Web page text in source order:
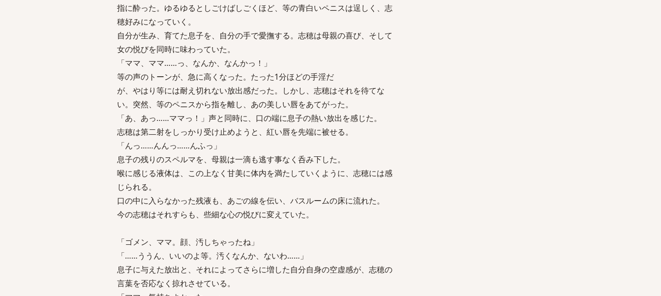
指に酔った。ゆるゆるとしごけばしごくほど、等の青白いペニスは逞しく、志
穂好みになっていく。
自分が生み、育てた息子を、自分の手で愛撫する。志穂は母親の喜び、そして
女の悦びを同時に味わっていた。
「ママ、ママ……っ、なんか、なんかっ！」
等の声のトーンが、急に高くなった。たった1分ほどの手淫だ
が、やはり等には耐え切れない放出感だった。しかし、志穂はそれを待てな
い。突然、等のペニスから指を離し、あの美しい唇をあてがった。
「あ、あっ……ママっ！」声と同時に、口の端に息子の熱い放出を感じた。
志穂は第二射をしっかり受け止めようと、紅い唇を先端に被せる。
「んっ……んんっ……んふっ」
息子の残りのスペルマを、母親は一滴も逃す事なく呑み下した。
喉に感じる液体は、この上なく甘美に体内を満たしていくように、志穂には感
じられる。
口の中に入らなかった残液も、あごの線を伝い、バスルームの床に流れた。
今の志穂はそれすらも、些細な心の悦びに変えていた。
「ゴメン、ママ。顔、汚しちゃったね」
「……ううん、いいのよ等。汚くなんか、ないわ……」
息子に与えた放出と、それによってさらに増した自分自身の空虚感が、志穂の
言葉を否応なく掠れさせている。